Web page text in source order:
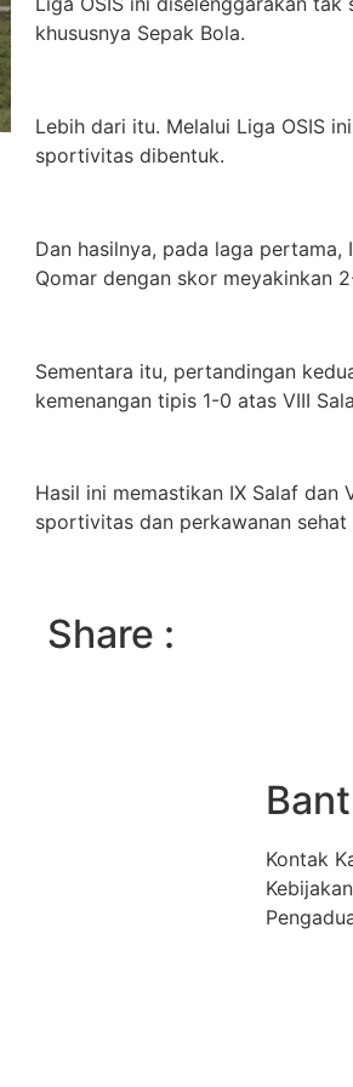
khususnya Sepak Bola.
Lebih dari itu. Melalui Liga OSIS
sportivitas dibentuk.
Dan hasilnya, pada laga
Qomar dengan skor meyakinkan
Sementara itu, pertandingan
kemenangan tipis 1-0 atas VIII
Hasil ini memastikan IX Salaf dan
sportivitas dan perkawanan
Share :
Kontak